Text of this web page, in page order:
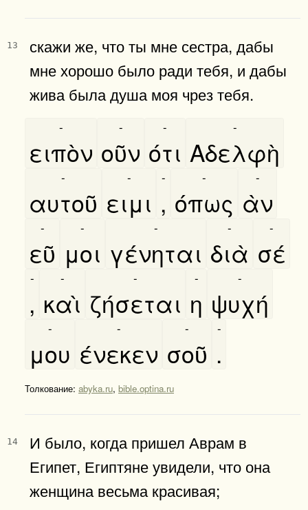
13
скажи же, что ты мне сестра, дабы
мне хорошо было ради тебя, и дабы
жива была душа моя чрез тебя.
ειπὸν
-
οῦν
-
ότι
-
Αδελφὴ
-
αυτοῦ
-
ειμι
-
,
-
όπως
-
ὰν
-
εῦ
-
μοι
-
γένηται
-
διὰ
-
σέ
-
,
-
καὶ
-
ζήσεται
-
η
-
ψυχή
-
μου
-
ένεκεν
-
σοῦ
-
.
-
Толкование: abyka.ru, bible.optina.ru
14
И было, когда пришел Аврам в
Египет, Египтяне увидели, что она
женщина весьма красивая;